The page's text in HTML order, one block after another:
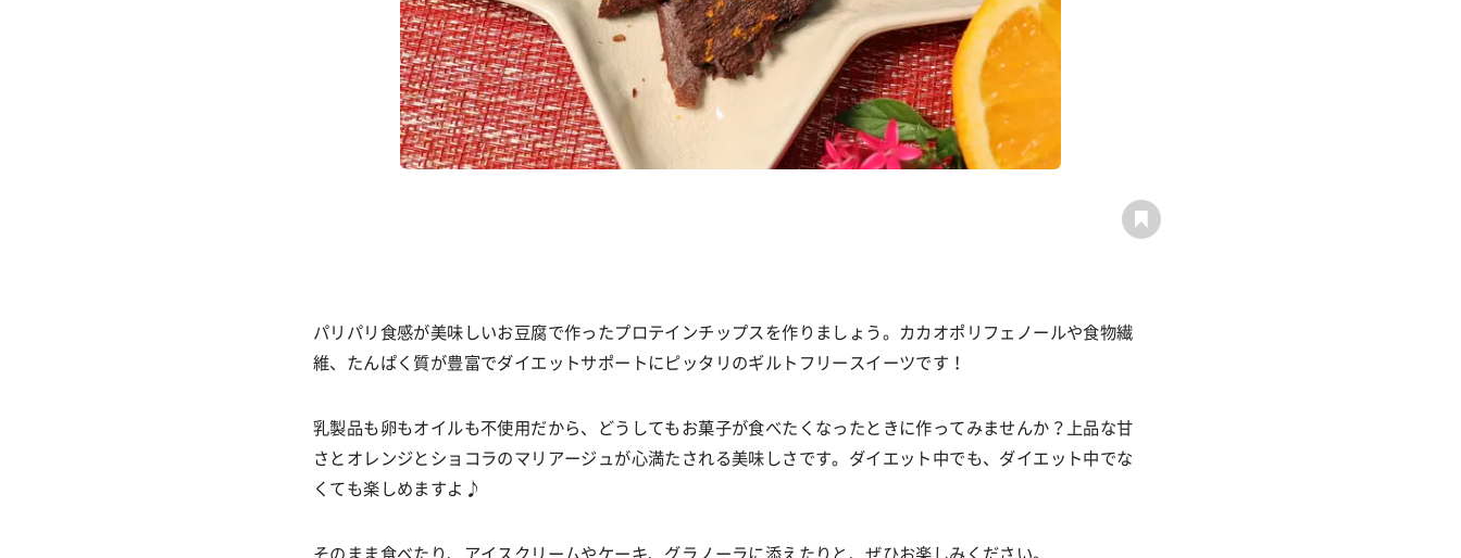
パリパリ食感が美味しいお豆腐で作ったプロテインチップスを作りましょう。カカオポリフェノールや食物繊
維、たんぱく質が豊富でダイエットサポートにピッタリのギルトフリースイーツです！
乳製品も卵もオイルも不使用だから、どうしてもお菓子が食べたくなったときに作ってみませんか？上品な甘
さとオレンジとショコラのマリアージュが心満たされる美味しさです。ダイエット中でも、ダイエット中でな
くても楽しめますよ
♪
そのまま食べたり、アイスクリームやケーキ、グラノーラに添えたりと、ぜひお楽しみください。